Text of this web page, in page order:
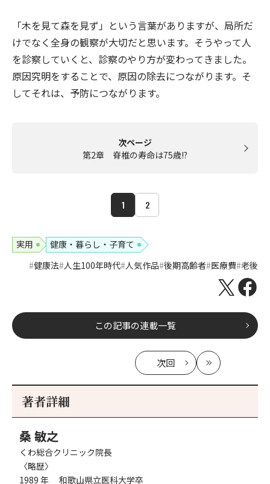
「木を見て森を見ず」という言葉がありますが、局所だ
けでなく全身の観察が大切だと思います。そうやって人
を診察していくと、診察のやり方が変わってきました。
原因究明をすることで、原因の除去につながります。そ
してそれは、予防につながります。
次ページ
第2章 脊椎の寿命は75歳!?
1 2
実用
健康・暮らし・子育て
健康法 人生100年時代 人気作品 後期高齢者 医療費 老後
この記事の連載一覧
次回
記
最
新
著者詳細
桑 敏之
くわ総合クリニック院長
〈略歴〉
1989 年 和歌山県立医科大学卒